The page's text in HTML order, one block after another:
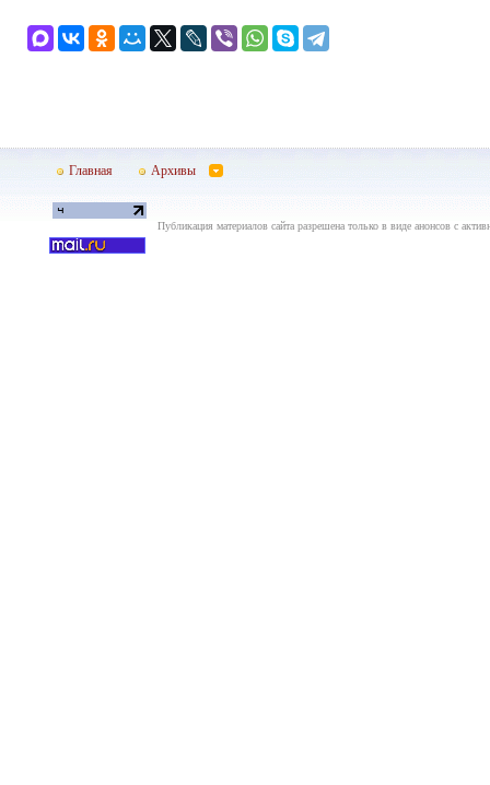
Главная Архивы
Публикация материалов сайта разрешена только в виде анонсов с